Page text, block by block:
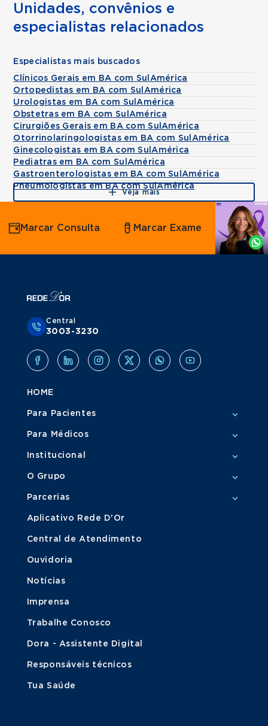
Unidades, convênios e
especialistas relacionados
Especialistas mais buscados
Clínicos Gerais em BA com SulAmérica
Ortopedistas em BA com SulAmérica
Urologistas em BA com SulAmérica
Obstetras em BA com SulAmérica
Cirurgiões Gerais em BA com SulAmérica
Otorrinolaringologistas em BA com SulAmérica
Ginecologistas em BA com SulAmérica
Pediatras em BA com SulAmérica
Gastroenterologistas em BA com SulAmérica
Pneumologistas em BA com SulAmérica
Veja mais
Agende
por
Whatsapp
Marcar Consulta Marcar Exame
Central
3003-3230
HOME
Para Pacientes
Para Médicos
Institucional
O Grupo
Parcerias
Aplicativo Rede D'Or
Central de Atendimento
Ouvidoria
Notícias
Imprensa
Trabalhe Conosco
Dora - Assistente Digital
Responsáveis técnicos
Tua Saúde